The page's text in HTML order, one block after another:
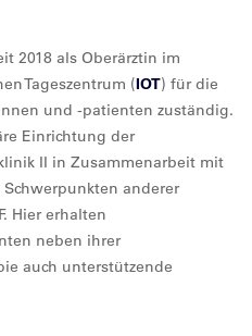
2018 als Oberärztin im
Tageszentrum (IOT) für die
und -patienten zuständig.
Einrichtung der
II in Zusammenarbeit mit
anderer
Hier erhalten
neben ihrer
auch unterstützende